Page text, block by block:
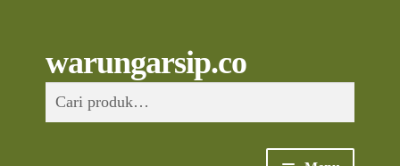
to
navigation
to
content
warungarsip.co
untuk: